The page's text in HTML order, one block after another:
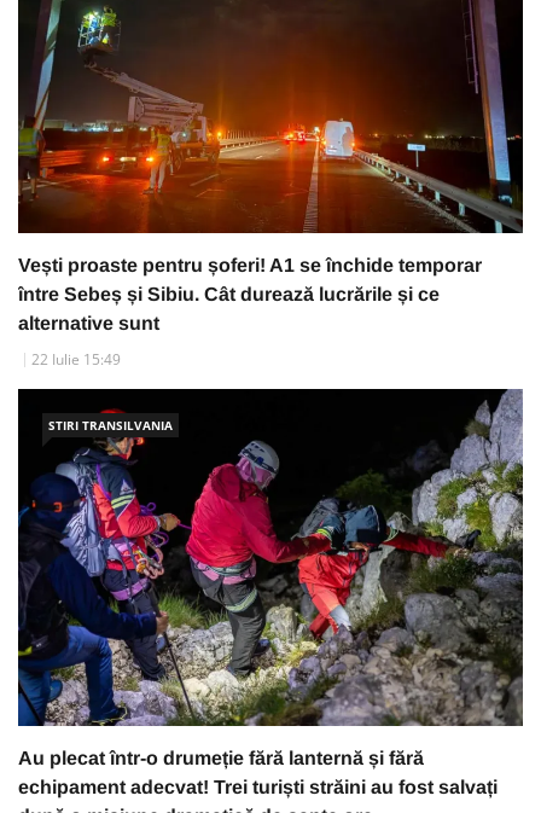
Vești proaste pentru șoferi! A1 se închide temporar
între Sebeș și Sibiu. Cât durează lucrările și ce
alternative sunt
22 Iulie 15:49
STIRI TRANSILVANIA
Au plecat într-o drumeție fără lanternă și fără
echipament adecvat! Trei turiști străini au fost salvați